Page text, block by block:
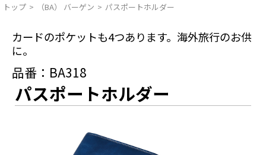
トップ （BA） バーゲン パスポートホルダー
カードのポケットも4つあります。海外旅行のお供
に。
品番：BA318
パスポートホルダー